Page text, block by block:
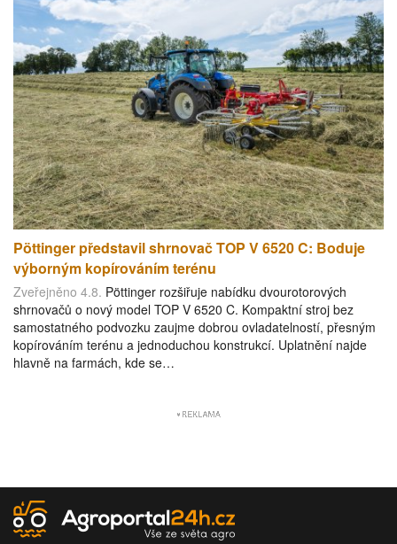
Pöttinger představil shrnovač TOP V 6520 C: Boduje
výborným kopírováním terénu
Zveřejněno 4.8. Pöttinger rozšiřuje nabídku dvourotorových
shrnovačů o nový model TOP V 6520 C. Kompaktní stroj bez
samostatného podvozku zaujme dobrou ovladatelností, přesným
kopírováním terénu a jednoduchou konstrukcí. Uplatnění najde
hlavně na farmách, kde se…